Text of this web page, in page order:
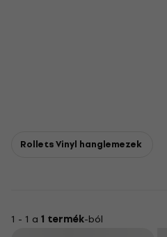
Rollets Vinyl hanglemezek
1 - 1 a 1 termék-ból